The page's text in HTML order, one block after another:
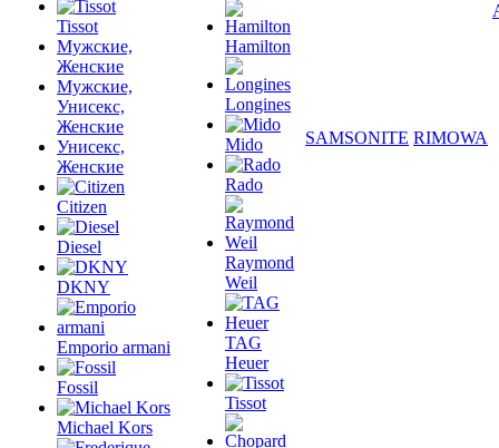
Tissot
Мужские,
Женские
Мужские,
Унисекс,
Женские
Унисекс,
Женские
Citizen
Diesel
DKNY
Emporio armani
Fossil
Michael Kors
Hamilton
Longines
Mido
Rado
Raymond
Weil
TAG
Heuer
Tissot
SAMSONITE RIMOWA